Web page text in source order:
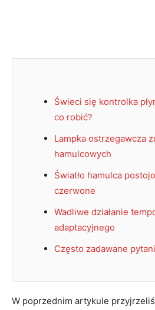
Świeci się kontrolka
co robić?
Lampka ostrzegawcza
hamulcowych
Światło hamulca
czerwone
Wadliwe działanie
adaptacyjnego
Często zadawane
W poprzednim artykule